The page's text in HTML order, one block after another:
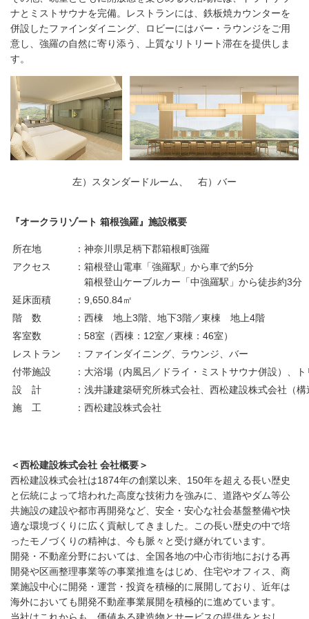
ナとミストサウナを完備。レストランには、鉄板焼カウンターを
併設したファインダイニング、ロビーにはバー・ラウンジをご用
意し、強羅の自然に寄り添う、上質なリトリート滞在を提供しま
す。
左）スタンダードルーム、 右）バー
『オークラリゾート 箱根強羅』施設概要
所在地
：神奈川県足柄下郡箱根町強羅
アクセス
：箱根登山電車「強羅駅」から車で約5分
箱根登山ケーブルカー「中強羅駅」から徒歩約3分
延床面積
：9,650.84㎡
階 数
：西棟 地上3階、地下3階／東棟 地上4階
客室数
：58室（西棟：12室／東棟：46室）
レストラン
：ファインダイニング、ラウンジ、バー
付帯施設
：大浴場（内風呂／ドライ・ミストサウナ併設）、
設 計
：浅井謙建築研究所株式会社、西松建設株式会社（構
施 工
：西松建設株式会社
＜西松建設株式会社 会社概要＞
西松建設株式会社は1874年の創業以来、150年を超える長い歴史
と伝統によって培われた高度な技術力を強みに、道路やダム等公
共施設の建設や都市再開発など、安全・安心な社会基盤整備や快
適な環境づくりに広く貢献してきました。この長い歴史の中で培
ったモノづくりの精神は、今も脈々と受け継がれています。
開発・不動産分野においては、全国各地の中心市街地における再
開発や区画整理事業等の事業推進をはじめ、住宅やオフィス、商
業施設中心に開発・運営・投資を積極的に展開しており、近年は
海外においても開発不動産事業展開を積極的に進めています。
当社はこれからも、価値ある建造物とサービスの提供をとおし